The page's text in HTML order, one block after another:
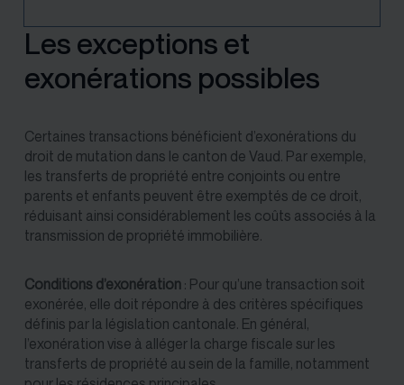
Les exceptions et
exonérations possibles
Certaines transactions bénéficient d’exonérations du
droit de mutation dans le canton de Vaud. Par exemple,
les transferts de propriété entre conjoints ou entre
parents et enfants peuvent être exemptés de ce droit,
réduisant ainsi considérablement les coûts associés à la
transmission de propriété immobilière.
Conditions d’exonération : Pour qu’une transaction soit
exonérée, elle doit répondre à des critères spécifiques
définis par la législation cantonale. En général,
l’exonération vise à alléger la charge fiscale sur les
transferts de propriété au sein de la famille, notamment